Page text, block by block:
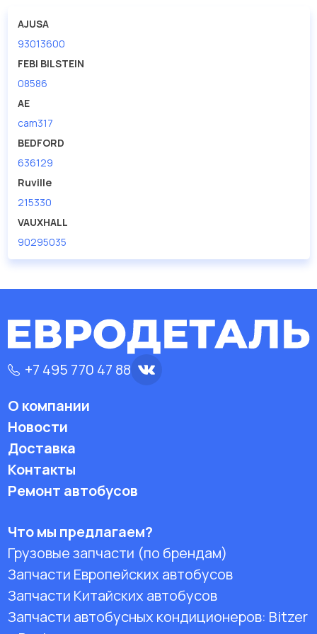
большом ассортименте.
Мы продаем сертифицированные колодки тормозные
дисковые с гарантией от производителя KOLBENSCHMIDT.
Производитель
AJUSA
93013600
FEBI BILSTEIN
08586
AE
cam317
BEDFORD
636129
Ruville
215330
VAUXHALL
90295035
+7 495 770 47 88
О компании
Новости
Доставка
Контакты
Ремонт автобусов
Что мы предлагаем?
Грузовые запчасти (по брендам)
Запчасти Европейских автобусов
Запчасти Китайских автобусов
Запчасти автобусных кондиционеров: Bitzer